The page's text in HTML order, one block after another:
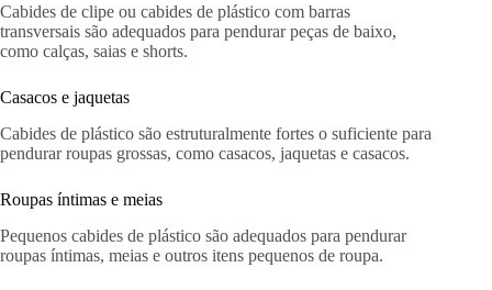
Cabides de clipe ou cabides de plástico com barras
transversais são adequados para pendurar peças de baixo,
como calças, saias e shorts.
Casacos e jaquetas
Cabides de plástico são estruturalmente fortes o suficiente para
pendurar roupas grossas, como casacos, jaquetas e casacos.
Roupas íntimas e meias
Pequenos cabides de plástico são adequados para pendurar
roupas íntimas, meias e outros itens pequenos de roupa.